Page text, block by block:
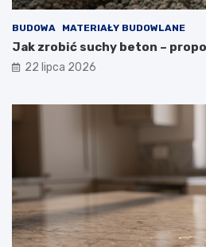
BUDOWA MATERIAŁY BUDOWLANE
Jak zrobić suchy beton –
22 lipca 2026